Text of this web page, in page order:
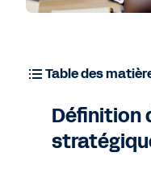
Table des
Définition